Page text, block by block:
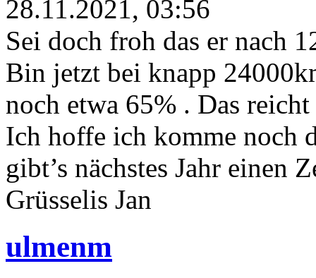
28.11.2021, 03:56
Sei doch froh das er nach
Bin jetzt bei knapp
noch etwa 65% . Das
Ich hoffe ich komme noch
gibt’s nächstes Jahr einen
Grüsselis Jan
ulmenm